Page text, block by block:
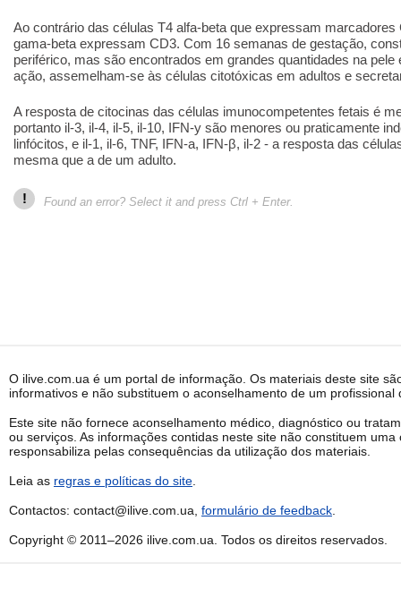
Ao contrário das células T4 alfa-beta que expressam
gama-beta expressam CD3. Com 16 semanas de gestação,
periférico, mas são encontrados em grandes quantidades na
ação, assemelham-se às células citotóxicas em adultos e
A resposta de citocinas das células imunocompetentes fetais é
portanto il-3, il-4, il-5, il-10, IFN-y são menores ou praticamente
linfócitos, e il-1, il-6, TNF, IFN-a, IFN-β, il-2 - a resposta das
mesma que a de um adulto.
! Found an error? Select it and press Ctrl + Enter.
O ilive.com.ua é um portal de informação. Os materiais deste site
informativos e não substituem o aconselhamento de um profissional
Este site não fornece aconselhamento médico, diagnóstico ou
ou serviços. As informações contidas neste site não constituem
responsabiliza pelas consequências da utilização dos materiais.
Leia as regras e políticas do site
Contactos: contact@ilive.com.ua, formulário de feedback
Copyright © 2011–2026 ilive.com.ua. Todos os direitos reservados.